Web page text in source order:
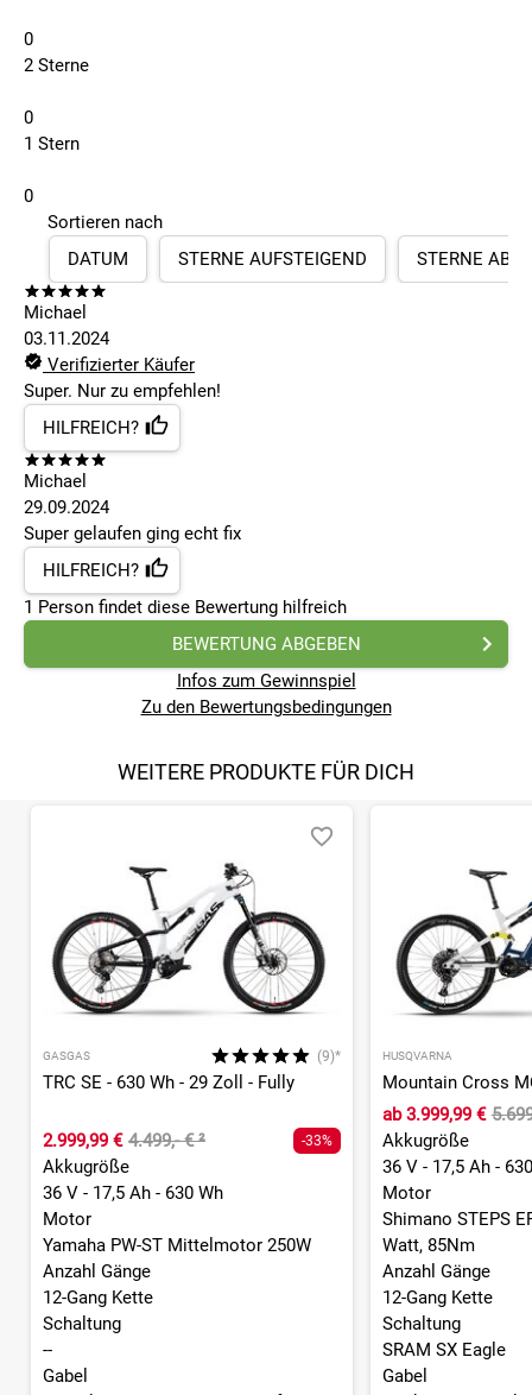
0
2 Sterne
0
1 Stern
0
Sortieren nach
DATUM
STERNE AUFSTEIGEND STERNE
Michael
03.11.2024
Verifizierter Käufer
Super. Nur zu empfehlen!
HILFREICH?
Michael
29.09.2024
Super gelaufen ging echt fix
HILFREICH?
1 Person findet diese Bewertung hilfreich
BEWERTUNG ABGEBEN
Infos zum Gewinnspiel
Zu den Bewertungsbedingungen
WEITERE PRODUKTE FÜR DICH
GASGAS (9)*
TRC SE - 630 Wh - 29 Zoll - Fully
2.999,99 € 4.499,- €² -33%
Akkugröße
36 V - 17,5 Ah - 630 Wh
Motor
Yamaha PW-ST Mittelmotor 250W
Anzahl Gänge
12-Gang Kette
Schaltung
--
Gabel
HUSQVARNA
ab3.999,99 €
Akkugröße
36 V - 17,5 Ah -
Motor
Shimano STEPS
Watt, 85Nm
Anzahl Gänge
12-Gang Kette
Schaltung
SRAM SX Eagle
Gabel